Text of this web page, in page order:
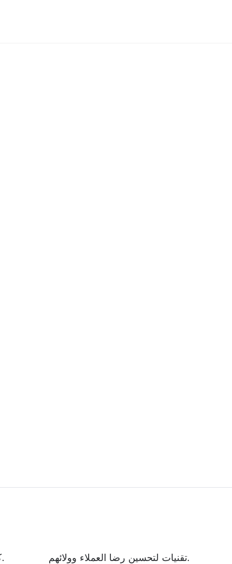
كيفية تحديد وفهم احتياجات العملاء ومشاعرهم.
تقنيات لتحسين رضا العملاء وولائهم.